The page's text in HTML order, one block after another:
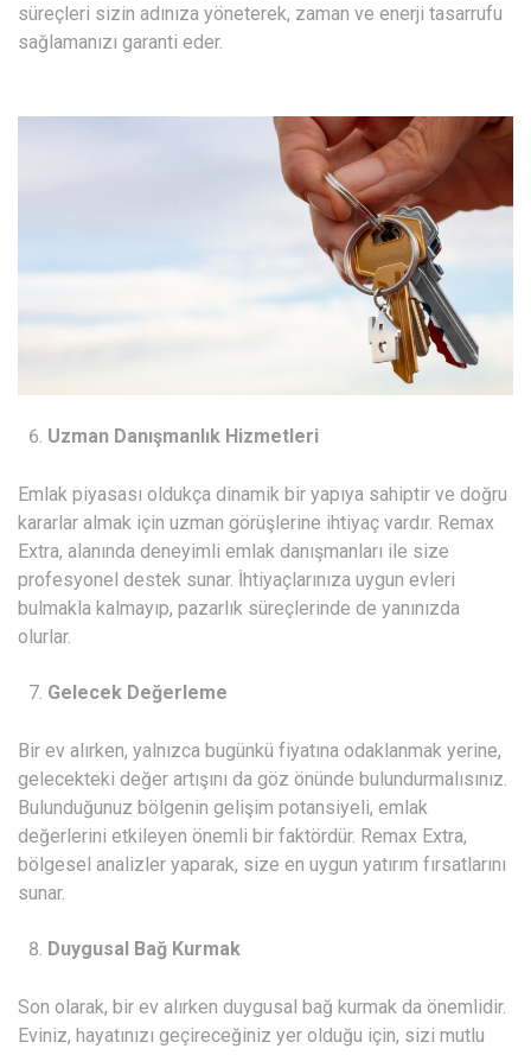
süreçleri sizin adınıza yöneterek, zaman ve enerji tasarrufu
sağlamanızı garanti eder.
Uzman Danışmanlık Hizmetleri
Emlak piyasası oldukça dinamik bir yapıya sahiptir ve doğru
kararlar almak için uzman görüşlerine ihtiyaç vardır. Remax
Extra, alanında deneyimli emlak danışmanları ile size
profesyonel destek sunar. İhtiyaçlarınıza uygun evleri
bulmakla kalmayıp, pazarlık süreçlerinde de yanınızda
olurlar.
Gelecek Değerleme
Bir ev alırken, yalnızca bugünkü fiyatına odaklanmak yerine,
gelecekteki değer artışını da göz önünde bulundurmalısınız.
Bulunduğunuz bölgenin gelişim potansiyeli, emlak
değerlerini etkileyen önemli bir faktördür. Remax Extra,
bölgesel analizler yaparak, size en uygun yatırım fırsatlarını
sunar.
Duygusal Bağ Kurmak
Son olarak, bir ev alırken duygusal bağ kurmak da önemlidir.
Eviniz, hayatınızı geçireceğiniz yer olduğu için, sizi mutlu